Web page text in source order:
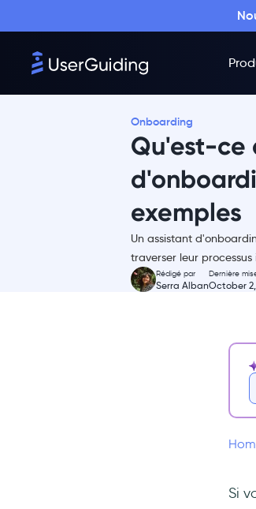
Onboarding
Qu'est-ce
exemples
Un assistant
traverser leur
Rédigé par
Serra Alban
Dernière
October
d'onboarding ne sont peut-être
pas ce dont vous avez besoin
intrinsèquement limitée
2- Pas d'opportunité
Rejetez la tradition, embrassez
la modernité : UserGuiding
👉 Essayez UserGuiding
gratuitement 👈
Si